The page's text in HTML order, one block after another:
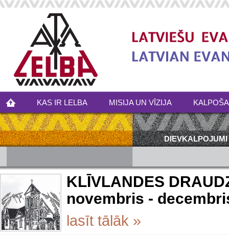
KAS IR LELBA MISIJA UN VĪZIJA
DIEVKALPOJUMI
KLĪVLANDES
novembris -
lasīt tālāk »